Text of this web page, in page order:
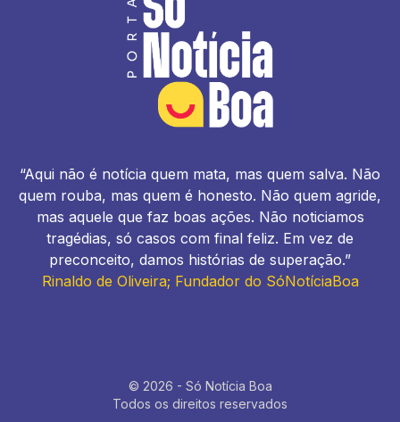
“Aqui não é notícia quem mata, mas quem salva. Não
quem rouba, mas quem é honesto. Não quem agride,
mas aquele que faz boas ações. Não noticiamos
tragédias, só casos com final feliz. Em vez de
preconceito, damos histórias de superação.”
Rinaldo de Oliveira; Fundador do SóNotíciaBoa
© 2026 - Só Notícia Boa
Todos os direitos reservados